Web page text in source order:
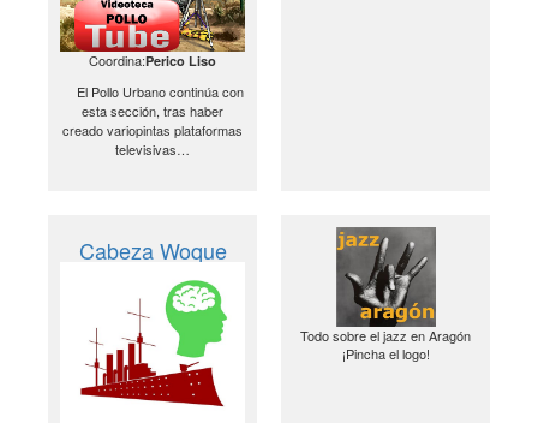
Coordina:Perico Liso
El Pollo Urbano continúa con
esta sección, tras haber
creado variopintas plataformas
televisivas…
Cabeza Woque
Todo sobre el jazz en Aragón
¡Pincha el logo!